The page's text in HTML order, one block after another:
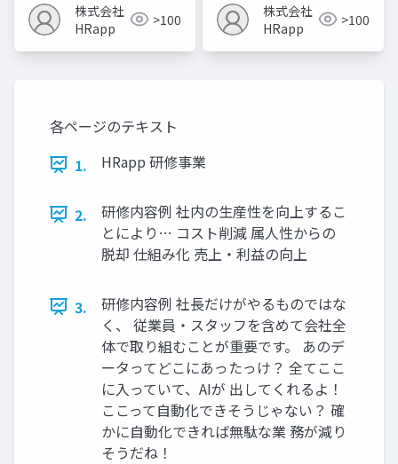
株式会社
HRapp
>100
株式会社
HRapp
>100
各ページのテキスト
1.
HRapp 研修事業
2.
研修内容例 社内の⽣産性を向上するこ
とにより… コスト削減 属⼈性からの
脱却 仕組み化 売上‧利益の向上
3.
研修内容例 社⻑だけがやるものではな
く、 従業員‧スタッフを含めて会社全
体で取り組むことが重要です。 あのデ
ータってどこにあったっけ？ 全てここ
に⼊っていて、AIが 出してくれるよ！
ここって⾃動化できそうじゃない？ 確
かに⾃動化できれば無駄な業 務が減り
そうだね！